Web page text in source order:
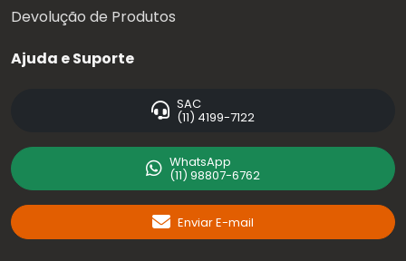
Devolução de Produtos
Ajuda e Suporte
SAC
(11) 4199-7122
WhatsApp
(11) 98807-6762
Enviar E-mail